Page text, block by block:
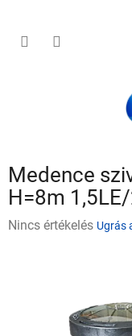
Medence
H=8m
ANincs értékelés Ugrás